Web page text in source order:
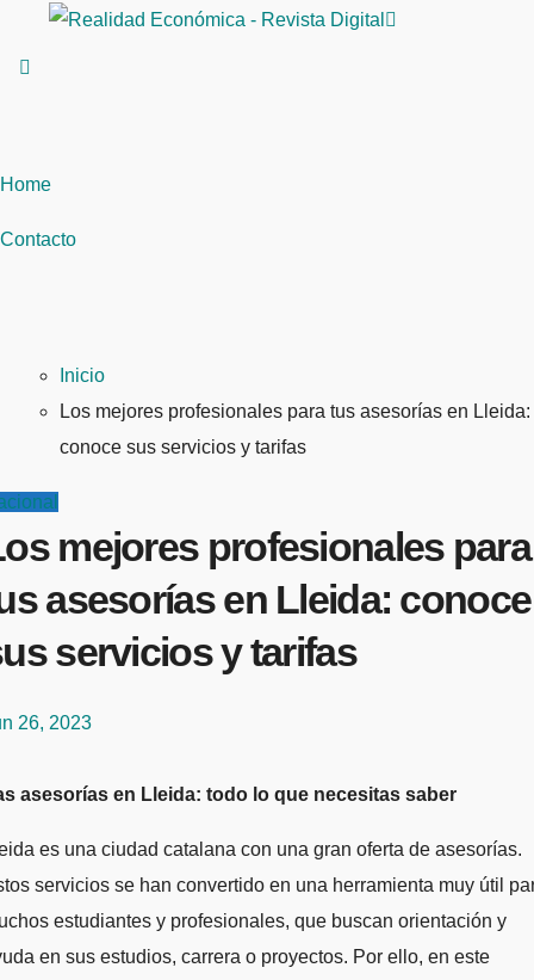
Home
Contacto
Inicio
Los mejores profesionales para tus asesorías en Lleida:
conoce sus servicios y tarifas
mejores profesionales para
asesorías en Lleida: conoce
servicios y tarifas
26, 2023
asesorías en Lleida: todo lo que necesitas saber
es una ciudad catalana con una gran oferta de asesorías.
servicios se han convertido en una herramienta muy útil
estudiantes y profesionales, que buscan orientación y
en sus estudios, carrera o proyectos. Por ello, en este